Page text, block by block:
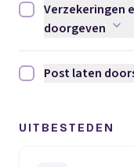
Verzekeringen en
Verzekeringen
doorgeven
Post laten
Post laten
UITBESTEDEN